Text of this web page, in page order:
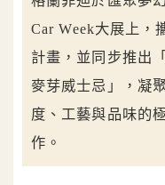
Car Week大展上，
計畫，並同步推出
麥芽威士忌」，凝
度、工藝與品味的
作。